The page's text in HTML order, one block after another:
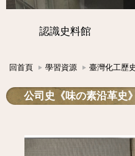
認識史料館
回首頁 學習資源 臺灣化工歷史
公司史《味の素沿革史》